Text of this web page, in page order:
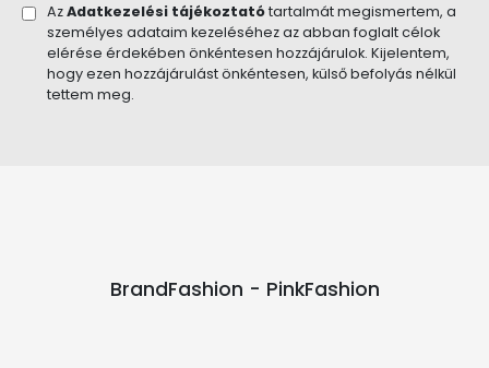
AzAdatkezelési tájékoztatótartalmát megismertem, a
személyes adataim kezeléséhez az abban foglalt célok
elérése érdekében önkéntesen hozzájárulok. Kijelentem,
hogy ezen hozzájárulást önkéntesen, külső befolyás nélkül
tettem meg.
BrandFashion - PinkFashion